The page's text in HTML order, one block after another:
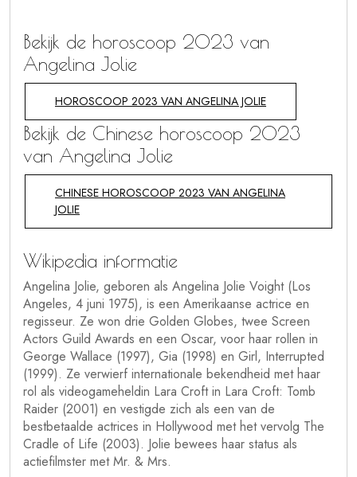
Bekijk de horoscoop 2023 van
Angelina Jolie
HOROSCOOP 2023 VAN ANGELINA JOLIE
Bekijk de Chinese horoscoop 2023
van Angelina Jolie
CHINESE HOROSCOOP 2023 VAN ANGELINA
JOLIE
Wikipedia informatie
Angelina Jolie, geboren als Angelina Jolie Voight (Los
Angeles, 4 juni 1975), is een Amerikaanse actrice en
regisseur. Ze won drie Golden Globes, twee Screen
Actors Guild Awards en een Oscar, voor haar rollen in
George Wallace (1997), Gia (1998) en Girl, Interrupted
(1999). Ze verwierf internationale bekendheid met haar
rol als videogameheldin Lara Croft in Lara Croft: Tomb
Raider (2001) en vestigde zich als een van de
bestbetaalde actrices in Hollywood met het vervolg The
Cradle of Life (2003). Jolie bewees haar status als
actiefilmster met Mr. & Mrs.